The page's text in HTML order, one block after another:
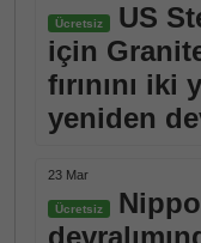
Ücretsiz
US
için
fırınını iki
yeniden
23 Mar
Ücretsiz